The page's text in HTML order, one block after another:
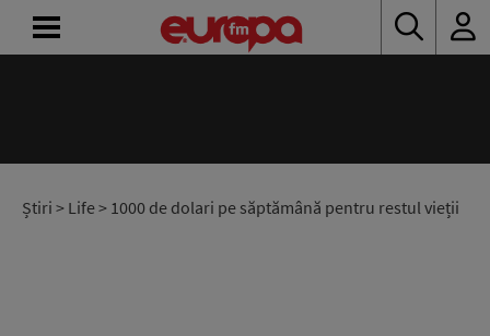
Știri > Life> 1000 de dolari pe săptămână pentru restul vieții
RADIO